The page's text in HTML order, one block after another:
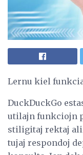
Lernu kiel
DuckDuckGo
utilajn funkciojn
stiligitaj rektaj
tujaj respondoj